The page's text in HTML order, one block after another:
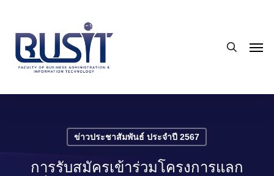
main
content
ข่าวประชาสัมพันธ์ ประจำปี 2567
การรับสมัครเข้าร่วมโครงการแลก